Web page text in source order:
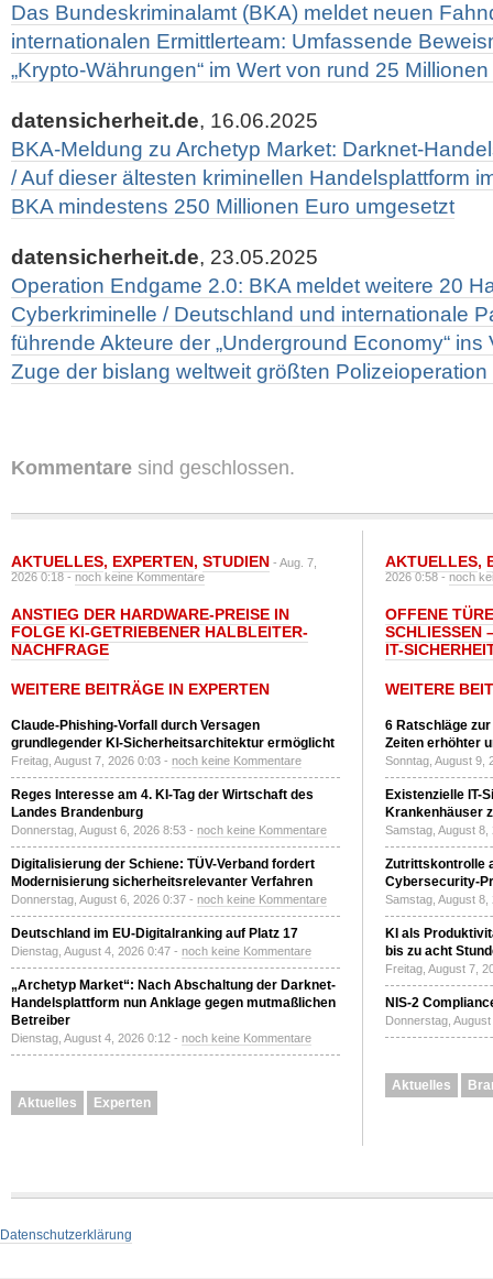
Das Bundeskriminalamt (BKA) meldet neuen
internationalen Ermittlerteam: Umfassende
„Krypto-Währungen“ im Wert von rund 25
datensicherheit.de, 16.06.2025
BKA-Meldung zu Archetyp Market: Darknet-
/ Auf dieser ältesten kriminellen Handelsplattform
BKA mindestens 250 Millionen Euro umgesetzt
datensicherheit.de, 23.05.2025
Operation Endgame 2.0: BKA meldet weitere 20
Cyberkriminelle / Deutschland und internationale
führende Akteure der „Underground Economy“
Zuge der bislang weltweit größten
Kommentare sind geschlossen.
AKTUELLES, EXPERTEN, STUDIEN - Aug. 7,
2026 0:18 -noch keine Kommentare
ANSTIEG DER HARDWARE-PREISE IN
FOLGE KI-GETRIEBENER HALBLEITER-
NACHFRAGE
WEITERE BEITRÄGE IN EXPERTEN
Claude-Phishing-Vorfall durch Versagen
grundlegender KI-Sicherheitsarchitektur ermöglicht
Freitag, August 7, 2026 0:03 - noch keine Kommentare
Reges Interesse am 4. KI-Tag der Wirtschaft des
Landes Brandenburg
Donnerstag, August 6, 2026 8:53 - noch keine Kommentare
Digitalisierung der Schiene: TÜV-Verband fordert
Modernisierung sicherheitsrelevanter Verfahren
Donnerstag, August 6, 2026 0:37 - noch keine Kommentare
Deutschland im EU-Digitalranking auf Platz 17
Dienstag, August 4, 2026 0:47 - noch keine Kommentare
„Archetyp Market“: Nach Abschaltung der Darknet-
Handelsplattform nun Anklage gegen mutmaßlichen
Betreiber
Dienstag, August 4, 2026 0:12 - noch keine Kommentare
Aktuelles Experten
AKTUELLES,
2026 0:58 -noch
OFFENE
SCHLIESSEN
T-
WEITERE
6 Ratschläge
Zeiten erhöhter
Sonntag, August 9,
Existenzielle IT-
Krankenhäuser
Samstag, August
Zutrittskontrolle
Cybersecurity-
Samstag, August
KI als
bis zu acht
Freitag, August 7,
NIS-2
Donnerstag,
Aktuelles
Datenschutzerklärung